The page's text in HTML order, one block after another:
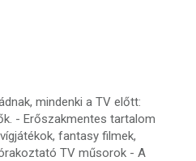
mindenki a TV előtt:
- Erőszakmentes tartalom
fantasy filmek,
TV műsorok - A